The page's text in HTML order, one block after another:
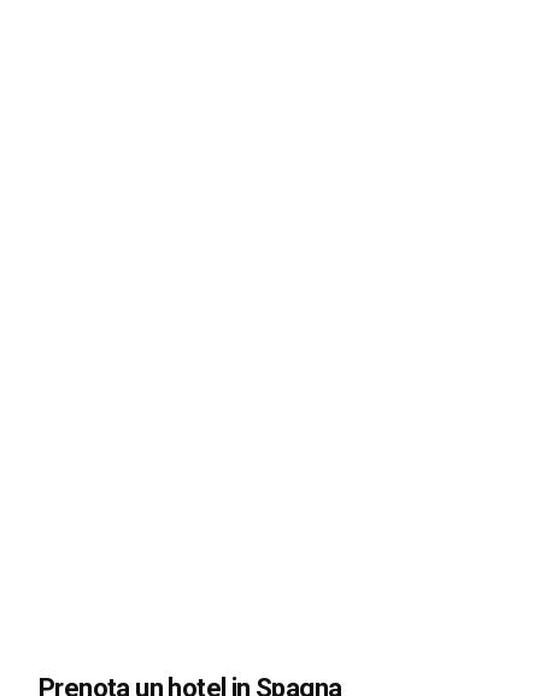
Prenota un hotel in Spagna